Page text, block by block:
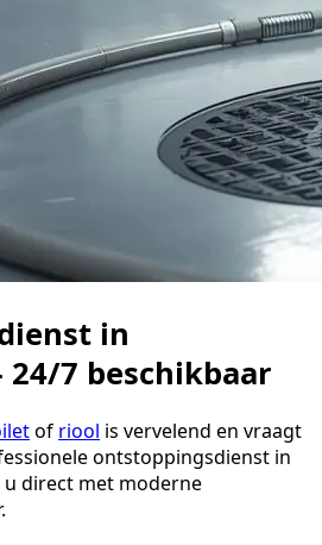
in
7 beschikbaar
of riool is vervelend en vraagt
ontstoppingsdienst in
direct met moderne